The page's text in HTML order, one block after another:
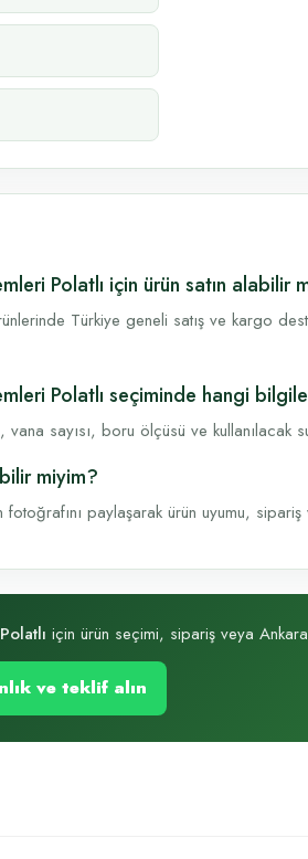
Polatlı için ürün satın alabilir
Türkiye geneli satış ve kargo
Polatlı seçiminde hangi
sayısı, boru ölçüsü ve kullanılacak
miyim?
paylaşarak ürün uyumu,
için ürün seçimi, sipariş veya
ve teklif alın